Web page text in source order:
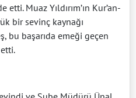
Muaz Yıldırım’ın Kur’an-
bir sevinç kaynağı
bu başarıda emeği geçen